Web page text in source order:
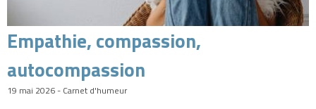
Empathie, compassion,
autocompassion
19 mai 2026 - Carnet d'humeur